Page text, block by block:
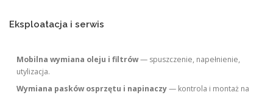
Eksploatacja i serwis
Mobilna wymiana oleju i filtrów— spuszczenie, napełnienie,
utylizacja.
Wymiana pasków osprzętu i napinaczy— kontrola i montaż na